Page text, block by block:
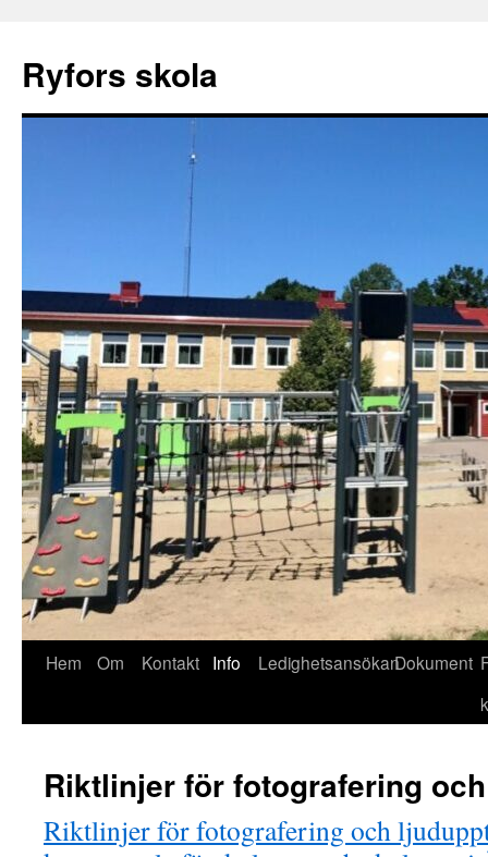
Ryfors skola
Hoppa
Hem Om Kontakt Info LedighetsansökanDokument
Riktlinjer för fotografering
Riktlinjer för fotografering och